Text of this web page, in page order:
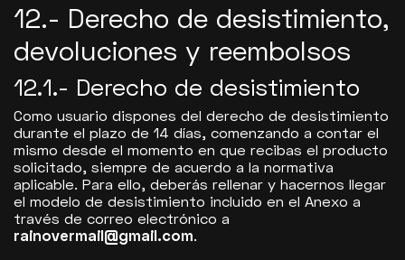
12.- Derecho de desistimiento,
devoluciones y reembolsos
12.1.- Derecho de desistimiento
Como usuario dispones del derecho de desistimiento
durante el plazo de 14 días, comenzando a contar el
mismo desde el momento en que recibas el producto
solicitado, siempre de acuerdo a la normativa
aplicable. Para ello, deberás rellenar y hacernos llegar
el modelo de desistimiento incluido en el Anexo a
través de correo electrónico a
rainovermail@gmail.com.